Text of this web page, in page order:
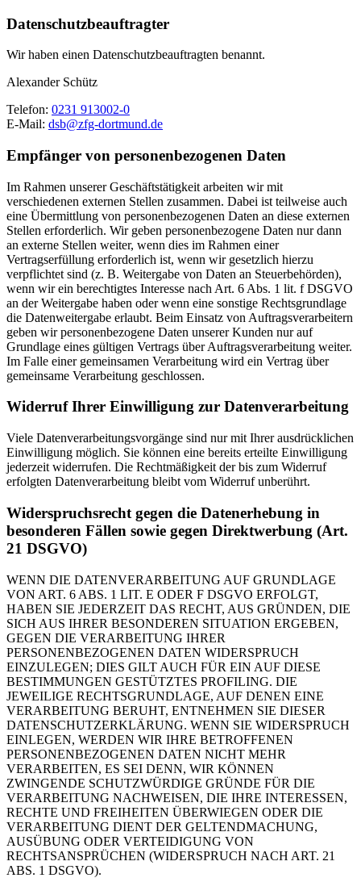
Datenschutz­beauftragter
Wir haben einen Datenschutzbeauftragten benannt.
Alexander Schütz
Telefon: 0231 913002-0
E-Mail: dsb@zfg-dortmund.de
Empfänger von personenbezogenen Daten
Im Rahmen unserer Geschäftstätigkeit arbeiten wir mit
verschiedenen externen Stellen zusammen. Dabei ist teilweise auch
eine Übermittlung von personenbezogenen Daten an diese externen
Stellen erforderlich. Wir geben personenbezogene Daten nur dann
an externe Stellen weiter, wenn dies im Rahmen einer
Vertragserfüllung erforderlich ist, wenn wir gesetzlich hierzu
verpflichtet sind (z. B. Weitergabe von Daten an Steuerbehörden),
wenn wir ein berechtigtes Interesse nach Art. 6 Abs. 1 lit. f DSGVO
an der Weitergabe haben oder wenn eine sonstige Rechtsgrundlage
die Datenweitergabe erlaubt. Beim Einsatz von Auftragsverarbeitern
geben wir personenbezogene Daten unserer Kunden nur auf
Grundlage eines gültigen Vertrags über Auftragsverarbeitung weiter.
Im Falle einer gemeinsamen Verarbeitung wird ein Vertrag über
gemeinsame Verarbeitung geschlossen.
Widerruf Ihrer Einwilligung zur Datenverarbeitung
Viele Datenverarbeitungsvorgänge sind nur mit Ihrer ausdrücklichen
Einwilligung möglich. Sie können eine bereits erteilte Einwilligung
jederzeit widerrufen. Die Rechtmäßigkeit der bis zum Widerruf
erfolgten Datenverarbeitung bleibt vom Widerruf unberührt.
Widerspruchsrecht gegen die Datenerhebung in
besonderen Fällen sowie gegen Direktwerbung (Art.
21 DSGVO)
WENN DIE DATENVERARBEITUNG AUF GRUNDLAGE
VON ART. 6 ABS. 1 LIT. E ODER F DSGVO ERFOLGT,
HABEN SIE JEDERZEIT DAS RECHT, AUS GRÜNDEN, DIE
SICH AUS IHRER BESONDEREN SITUATION ERGEBEN,
GEGEN DIE VERARBEITUNG IHRER
PERSONENBEZOGENEN DATEN WIDERSPRUCH
EINZULEGEN; DIES GILT AUCH FÜR EIN AUF DIESE
BESTIMMUNGEN GESTÜTZTES PROFILING. DIE
JEWEILIGE RECHTSGRUNDLAGE, AUF DENEN EINE
VERARBEITUNG BERUHT, ENTNEHMEN SIE DIESER
DATENSCHUTZERKLÄRUNG. WENN SIE WIDERSPRUCH
EINLEGEN, WERDEN WIR IHRE BETROFFENEN
PERSONENBEZOGENEN DATEN NICHT MEHR
VERARBEITEN, ES SEI DENN, WIR KÖNNEN
ZWINGENDE SCHUTZWÜRDIGE GRÜNDE FÜR DIE
VERARBEITUNG NACHWEISEN, DIE IHRE INTERESSEN,
RECHTE UND FREIHEITEN ÜBERWIEGEN ODER DIE
VERARBEITUNG DIENT DER GELTENDMACHUNG,
AUSÜBUNG ODER VERTEIDIGUNG VON
RECHTSANSPRÜCHEN (WIDERSPRUCH NACH ART. 21
ABS. 1 DSGVO).